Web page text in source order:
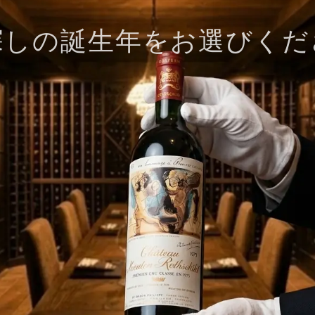
の誕生年をお選びく